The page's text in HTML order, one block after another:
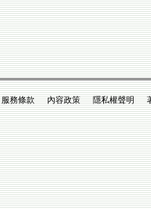
服務條款 內容政策 隱私權聲明